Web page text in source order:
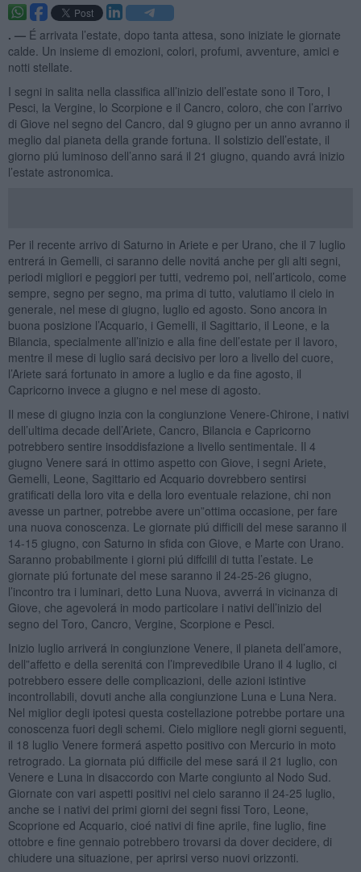
. — É arrivata l’estate, dopo tanta attesa, sono iniziate le giornate
calde. Un insieme di emozioni, colori, profumi, avventure, amici e
notti stellate.
I segni in salita nella classifica all’inizio dell’estate sono il Toro, I
Pesci, la Vergine, lo Scorpione e il Cancro, coloro, che con l’arrivo
di Giove nel segno del Cancro, dal 9 giugno per un anno avranno il
meglio dal pianeta della grande fortuna. Il solstizio dell’estate, il
giorno piú luminoso dell’anno sará il 21 giugno, quando avrá inizio
l’estate astronomica.
Per il recente arrivo di Saturno in Ariete e per Urano, che il 7 luglio
entrerá in Gemelli, ci saranno delle novitá anche per gli alti segni,
periodi migliori e peggiori per tutti, vedremo poi, nell’articolo, come
sempre, segno per segno, ma prima di tutto, valutiamo il cielo in
generale, nel mese di giugno, luglio ed agosto. Sono ancora in
buona posizione l’Acquario, i Gemelli, il Sagittario, il Leone, e la
Bilancia, specialmente all’inizio e alla fine dell’estate per il lavoro,
mentre il mese di luglio sará decisivo per loro a livello del cuore,
l’Ariete sará fortunato in amore a luglio e da fine agosto, il
Capricorno invece a giugno e nel mese di agosto.
Il mese di giugno inzia con la congiunzione Venere-Chirone, i nativi
dell’ultima decade dell’Ariete, Cancro, Bilancia e Capricorno
potrebbero sentire insoddisfazione a livello sentimentale. Il 4
giugno Venere sará in ottimo aspetto con Giove, i segni Ariete,
Gemelli, Leone, Sagittario ed Acquario dovrebbero sentirsi
gratificati della loro vita e della loro eventuale relazione, chi non
avesse un partner, potrebbe avere un”ottima occasione, per fare
una nuova conoscenza. Le giornate piú difficili del mese saranno il
14-15 giugno, con Saturno in sfida con Giove, e Marte con Urano.
Saranno probabilmente i giorni piú diffcilil di tutta l’estate. Le
giornate piú fortunate del mese saranno il 24-25-26 giugno,
l’incontro tra i luminari, detto Luna Nuova, avverrá in vicinanza di
Giove, che agevolerá in modo particolare i nativi dell’inizio del
segno del Toro, Cancro, Vergine, Scorpione e Pesci.
Inizio luglio arriverá in congiunzione Venere, il pianeta dell’amore,
dell”affetto e della serenitá con l’imprevedibile Urano il 4 luglio, ci
potrebbero essere delle complicazioni, delle azioni istintive
incontrollabili, dovuti anche alla congiunzione Luna e Luna Nera.
Nel miglior degli ipotesi questa costellazione potrebbe portare una
conoscenza fuori degli schemi. Cielo migliore negli giorni seguenti,
il 18 luglio Venere formerá aspetto positivo con Mercurio in moto
retrogrado. La giornata piú difficile del mese sará il 21 luglio, con
Venere e Luna in disaccordo con Marte congiunto al Nodo Sud.
Giornate con vari aspetti positivi nel cielo saranno il 24-25 luglio,
anche se i nativi dei primi giorni dei segni fissi Toro, Leone,
Scoprione ed Acquario, cioé nativi di fine aprile, fine luglio, fine
ottobre e fine gennaio potrebbero trovarsi da dover decidere, di
chiudere una situazione, per aprirsi verso nuovi orizzonti.